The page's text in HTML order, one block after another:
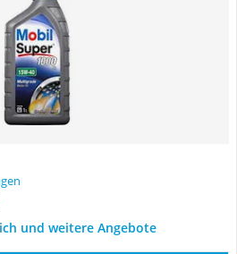
und weitere Angebote